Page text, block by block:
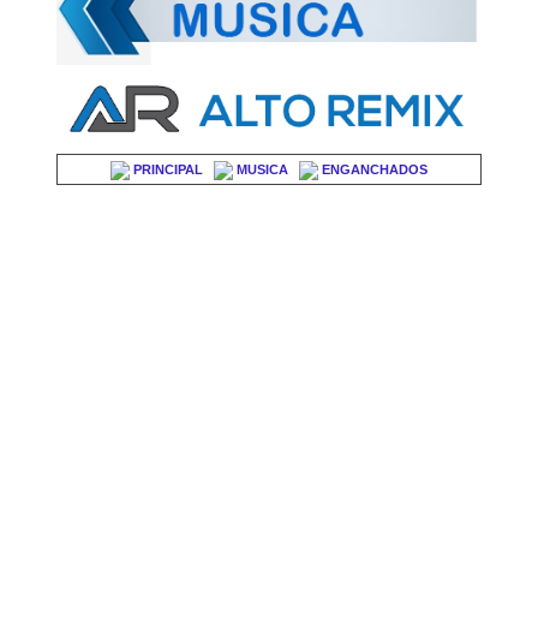
PRINCIPAL MUSICA ENGANCHADOS